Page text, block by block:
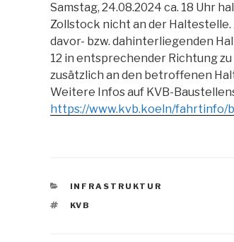
Samstag, 24.08.2024 ca. 18 Uhr
Zollstock nicht an der
davor- bzw. dahinterliegenden
12 in entsprechender Richtung
zusätzlich an den betroffenen
Weitere Infos auf KVB-
https://www.kvb.koeln/fahrtinfo/
KATEGORIEN
INFRASTRUKTUR
SCHLAGWÖRTER
KVB